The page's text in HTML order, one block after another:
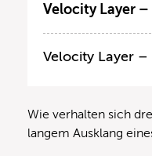
Velocity Layer –
Velocity Layer –
Wie verhalten sich
langem Ausklang